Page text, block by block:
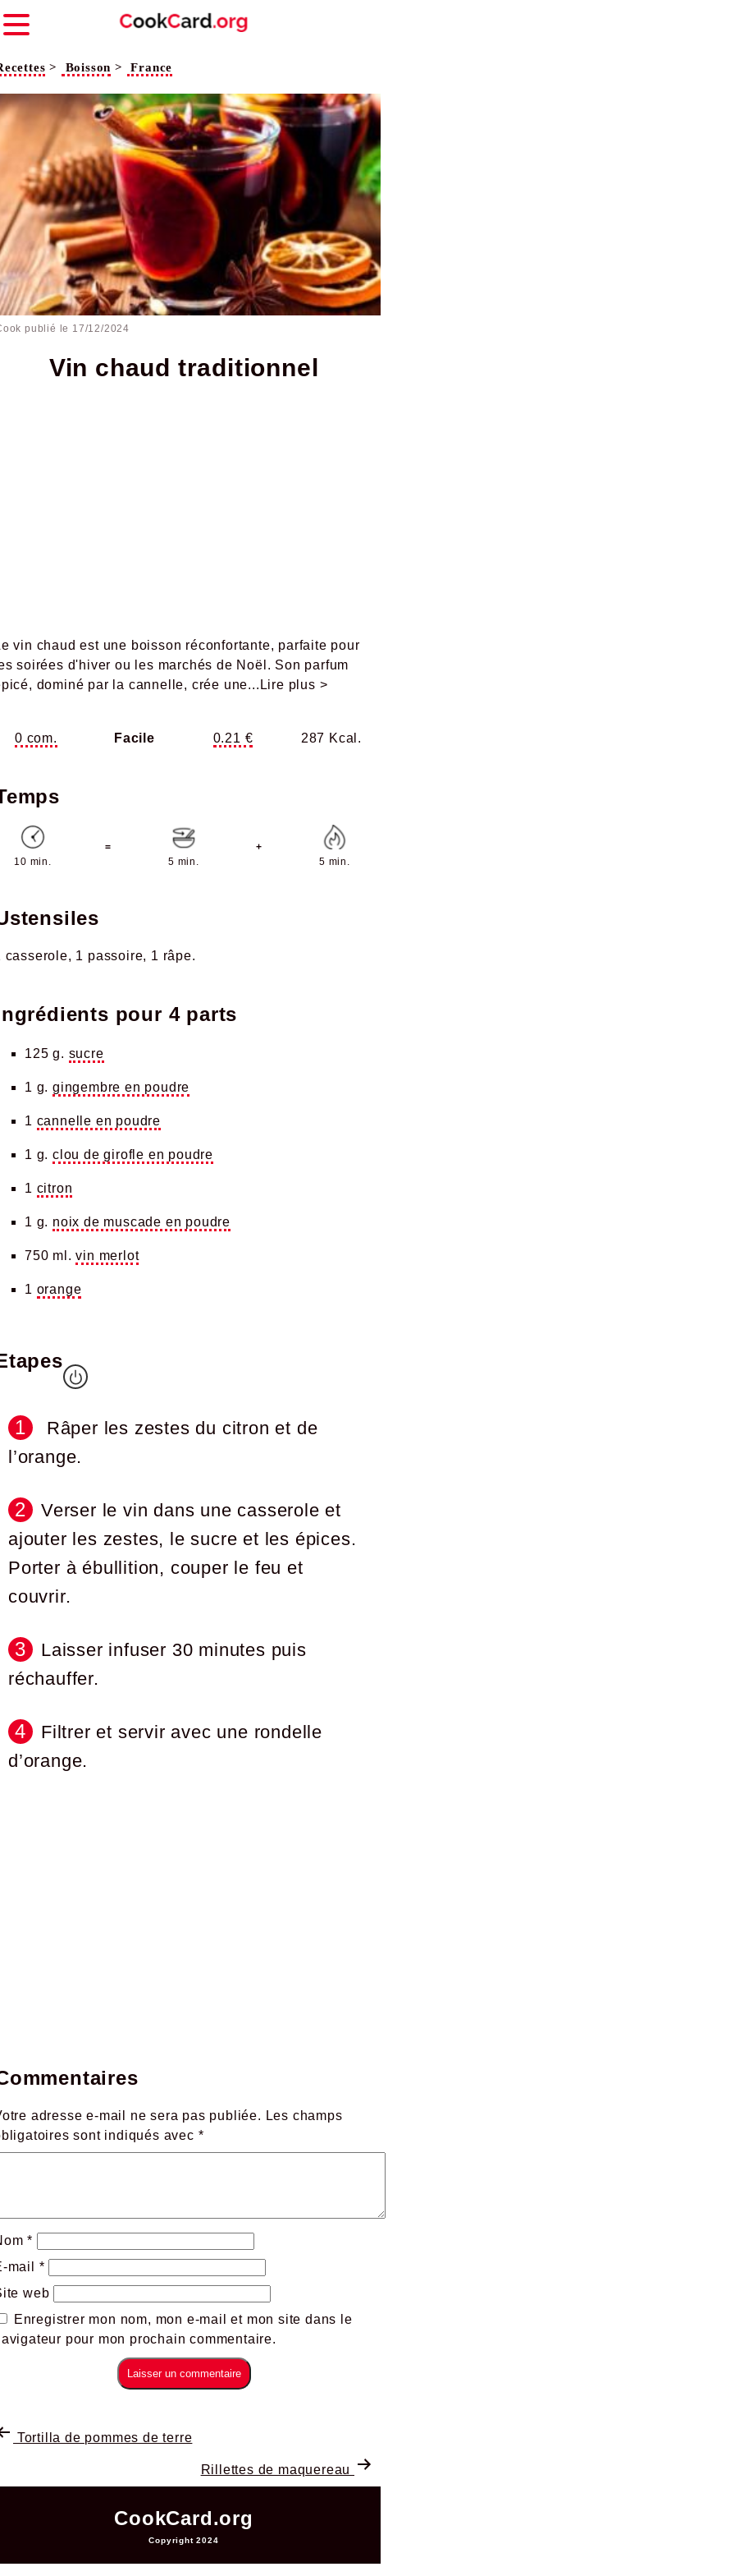
> Boisson > France
publié le 17/12/2024
Vin chaud traditionnel
vin chaud est une boisson réconfortante, parfaite pour
soirées d'hiver ou les marchés de Noël. Son parfum
dominé par la cannelle, crée une...Lire plus >
0 com. Facile 0.21 € 287 Kcal.
Temps
10 min.
=
5 min.
+
5 min.
Ustensiles
casserole 1 passoire 1 râpe
Ingrédients pour 4 parts
125 g. sucre
1 g. gingembre en poudre
1 cannelle en poudre
1 g. clou de girofle en poudre
1 citron
1 g. noix de muscade en poudre
750 ml.vin merlot
1 orange
Etapes
Râper les zestes du citron et de
l’orange.
Verser le vin dans une casserole et
ajouter les zestes, le sucre et les épices.
Porter à ébullition, couper le feu et
couvrir.
Laisser infuser 30 minutes puis
réchauffer.
Filtrer et servir avec une rondelle
d’orange.
Commentaires
adresse e-mail ne sera pas publiée. Les champs
sont indiqués avec *
*
mail *
web
Enregistrer mon nom, mon e-mail et mon site dans le
pour mon prochain commentaire.
Tortilla de pommes de terre
Rillettes de maquereau
CookCard.org
Copyright 2024